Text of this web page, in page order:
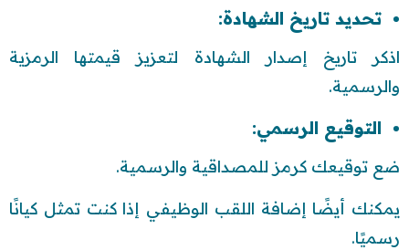
تحديد تاريخ الشهادة:
اذكر تاريخ إصدار الشهادة لتعزيز قيمتها الرمزية
والرسمية.
التوقيع الرسمي:
ضع توقيعك كرمز للمصداقية والرسمية.
يمكنك أيضًا إضافة اللقب الوظيفي إذا كنت تمثل كيانًا
رسميًا.